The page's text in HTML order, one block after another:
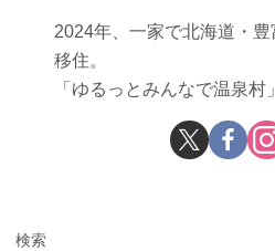
2024年、一家で北海道・
移住。
「ゆるっとみんなで温泉村
検索